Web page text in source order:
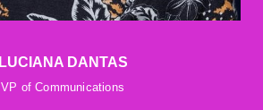
LUCIANA DANTAS
VP of Communications